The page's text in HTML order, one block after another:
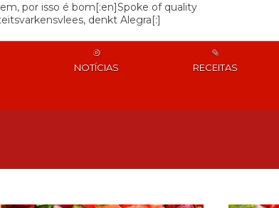
por isso é bom[:en]Spoke of quality
denkt Alegra[:]
NOTÍCIAS RECEITAS